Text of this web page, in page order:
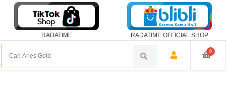
RADATIME RADATIME OFFICIAL SHOP
0